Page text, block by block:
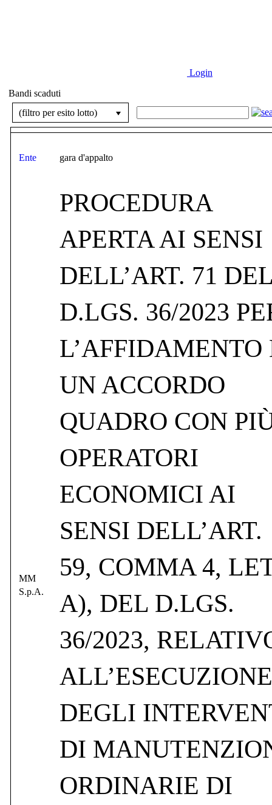
Login
Bandi scaduti
Ente gara d'appalto
MM
S.p.A.
PROCEDURA
APERTA AI SENSI
DELL’ART. 71 DEL
D.LGS. 36/2023
L’AFFIDAMENTO
UN ACCORDO
QUADRO CON
OPERATORI
ECONOMICI AI
SENSI DELL’ART.
59, COMMA 4,
A), DEL D.LGS.
36/2023,
ALL’ESECUZIONE
DEGLI
DI
ORDINARIE DI